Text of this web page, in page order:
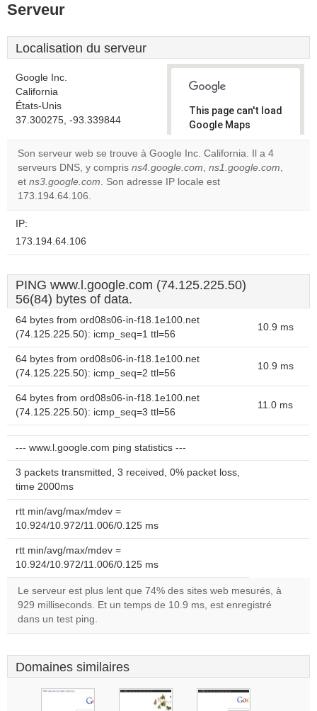
Serveur
Localisation du serveur
Google Inc.
California
États-Unis
37.300275, -93.339844
This page can't load
Google Maps
correctly.
Do you
own this
Son serveur web se trouve à Google Inc. California. Il a 4
serveurs DNS, y compris ns4.google.com, ns1.google.com,
et ns3.google.com. Son adresse IP locale est
173.194.64.106.
IP:
173.194.64.106
PING www.l.google.com (74.125.225.50)
56(84) bytes of data.
64 bytes from ord08s06-in-f18.1e100.net
(74.125.225.50): icmp_seq=1 ttl=56
10.9 ms
64 bytes from ord08s06-in-f18.1e100.net
(74.125.225.50): icmp_seq=2 ttl=56
10.9 ms
64 bytes from ord08s06-in-f18.1e100.net
(74.125.225.50): icmp_seq=3 ttl=56
11.0 ms
--- www.l.google.com ping statistics ---
3 packets transmitted, 3 received, 0% packet loss,
time 2000ms
rtt min/avg/max/mdev =
10.924/10.972/11.006/0.125 ms
rtt min/avg/max/mdev =
10.924/10.972/11.006/0.125 ms
Le serveur est plus lent que 74% des sites web mesurés, à
929 milliseconds. Et un temps de 10.9 ms, est enregistré
dans un test ping.
Domaines similaires